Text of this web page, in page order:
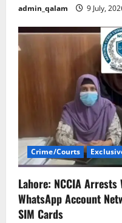
admin_qalam 9 July,
Crime/Courts
Lahore: NCCIA
WhatsApp Account
SIM Cards